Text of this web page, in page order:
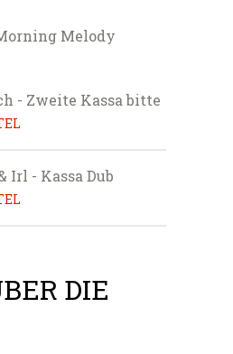
Melody
- Zweite Kassa bitte
Irl - Kassa Dub
DIE